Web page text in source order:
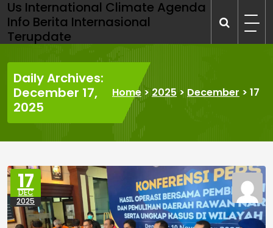
Skip
to
content
Us International Climate Agenda
Info Berita Internasional
Terupdate
Daily Archives:
December 17,
2025
Home>2025> December > 17
17
DEC
2025